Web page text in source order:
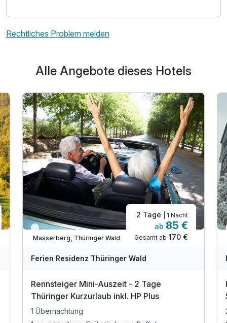
Ausstattung
p.P. ab 305,00 €
Familienzimmer
2 Erwachsene und 2 Kinder
Ausstattung
Rechtliches Problem melden
Alle Angebote dieses Hotels
Immer verfügbar
Masserberg, Thüringer Wald
2 Tage | 1 Nacht
ab 85 €
Gesamt ab 170 €
Ferien Residenz Thüringer Wald
Rennsteiger Mini-Auszeit - 2 Tage
Thüringer Kurzurlaub inkl. HP Plus
1 Übernachtung